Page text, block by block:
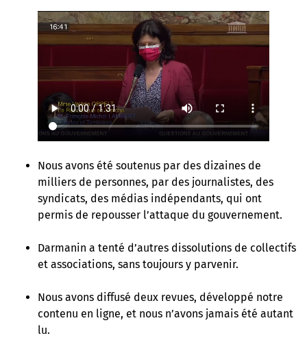
Nous avons été soutenus par des dizaines de
milliers de personnes, par des journalistes, des
syndicats, des médias indépendants, qui ont
permis de repousser l’attaque du gouvernement.
Darmanin a tenté d’autres dissolutions de collectifs
et associations, sans toujours y parvenir.
Nous avons diffusé deux revues, développé notre
contenu en ligne, et nous n’avons jamais été autant
lu.